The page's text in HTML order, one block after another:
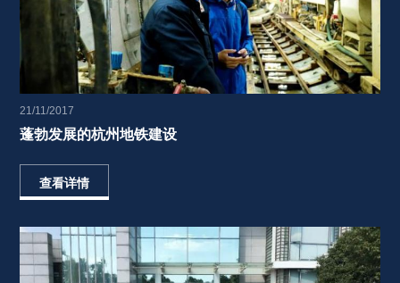
21/11/2017
蓬勃发展的杭州地铁建设​
查看详情